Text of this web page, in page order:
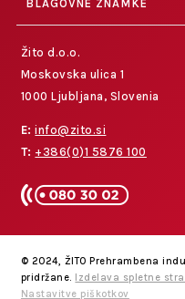
BLAGOVNE ZNAMKE
Žito d.o.o.
Moskovska ulica 1
1000 Ljubljana, Slovenia
E: info@zito.si
T: +386(0)1 5876 100
© 2024, ŽITO Prehrambena
pridržane.
Izdelava spletne
Nastavitve piškotkov